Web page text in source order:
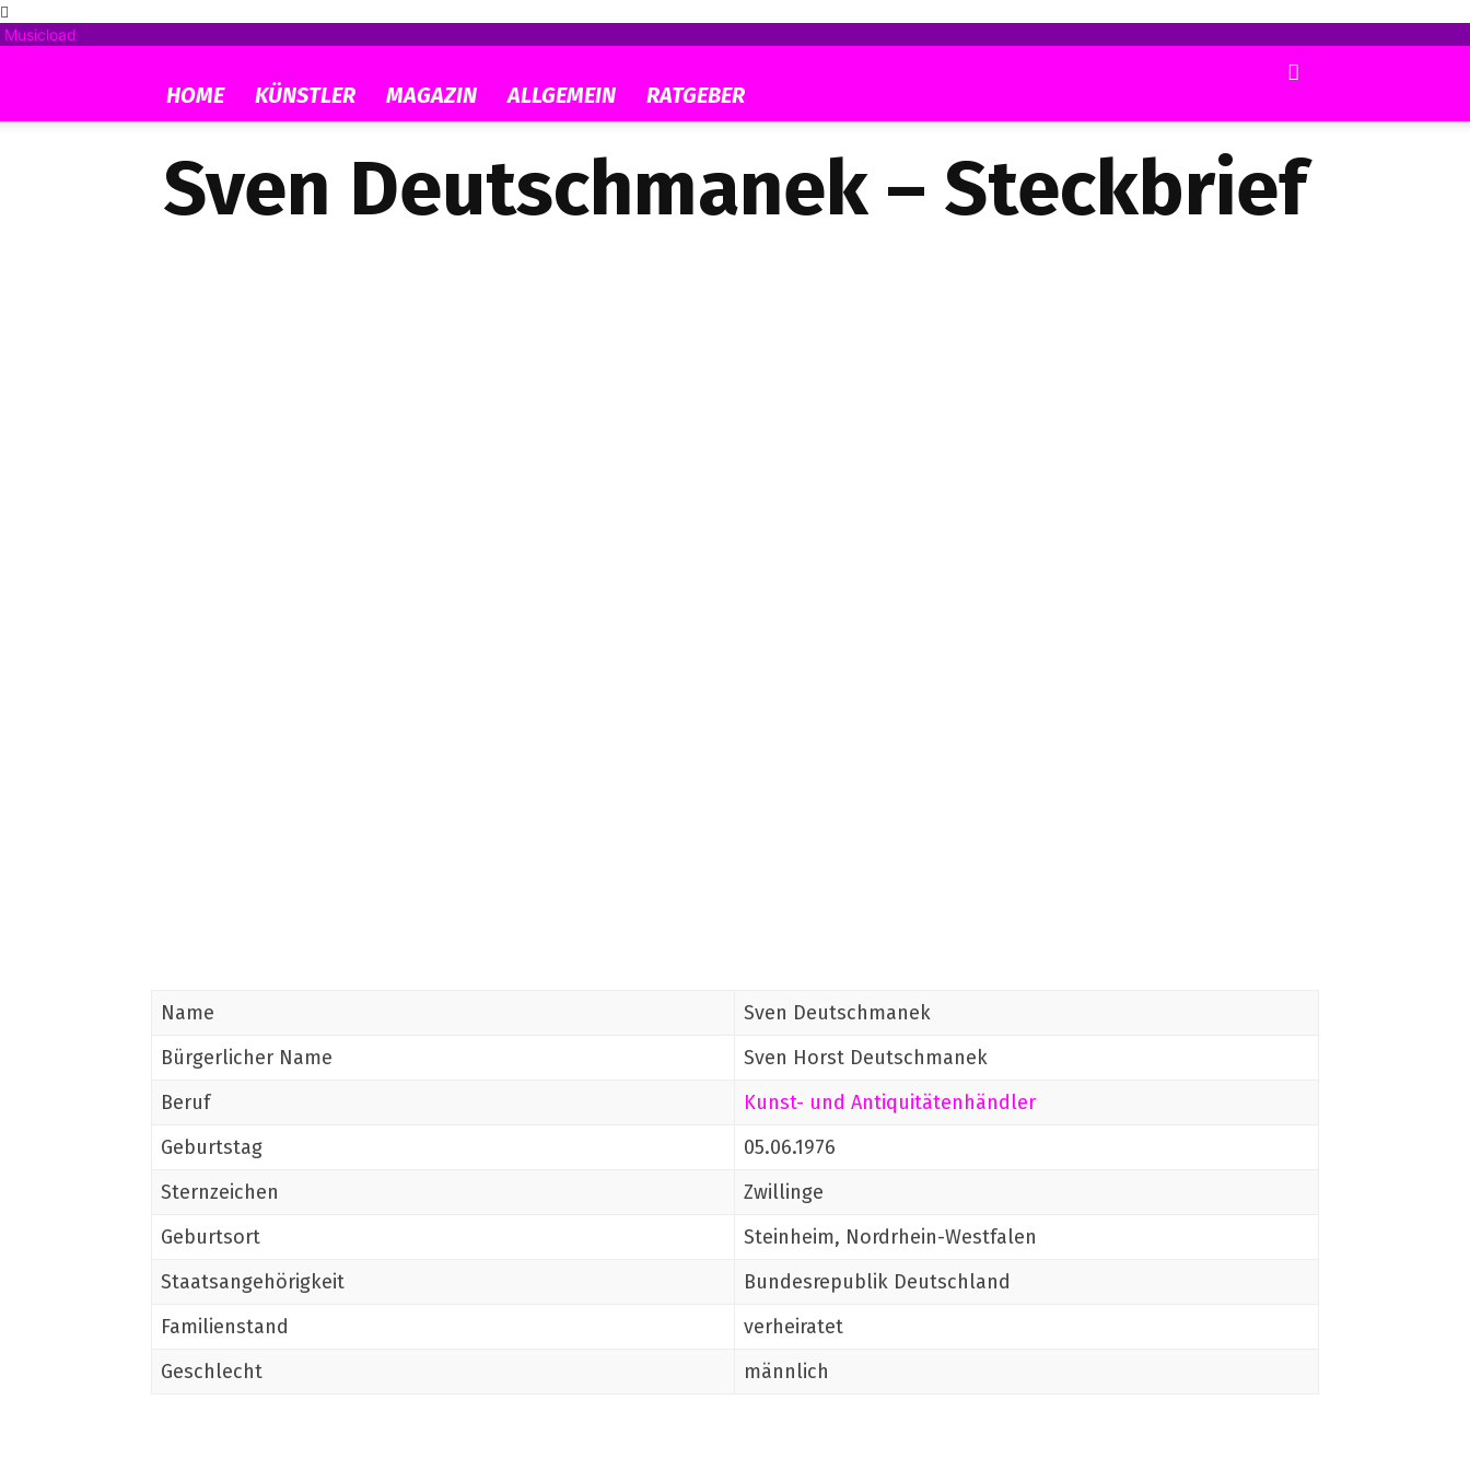
Musicload
HOME KÜNSTLER MAGAZIN ALLGEMEIN RATGEBER
Sven Deutschmanek – Steckbrief
Name
Sven Deutschmanek
Bürgerlicher Name
Sven Horst Deutschmanek
Beruf
Kunst- und Antiquitätenhändler
Geburtstag
05.06.1976
Sternzeichen
Zwillinge
Geburtsort
Steinheim, Nordrhein-Westfalen
Staatsangehörigkeit
Bundesrepublik Deutschland
Familienstand
verheiratet
Geschlecht
männlich